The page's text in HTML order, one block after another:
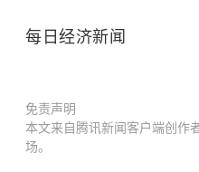
每日经济新闻
免责声明
本文来自腾讯新闻客户端创作
场。